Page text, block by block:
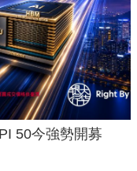
50今強勢開募